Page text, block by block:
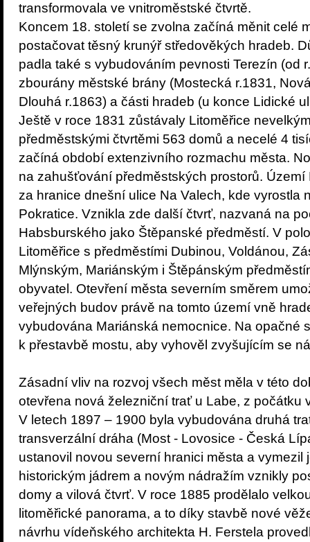
transformovala ve vnitroměstské čtvrtě.
Koncem 18. století se zvolna začíná měnit celé
postačovat těsný krunýř středověkých hradeb.
padla také s vybudováním pevnosti Terezín (od
zbourány městské brány (Mostecká r.1831,
Dlouhá r.1863) a části hradeb (u konce Lidické
Ještě v roce 1831 zůstávaly Litoměřice
předměstskými čtvrtěmi 563 domů a necelé 4
začíná období extenzivního rozmachu města.
na zahušťování předměstských prostorů.
za hranice dnešní ulice Na Valech, kde vyrostla
Pokratice. Vznikla zde další čtvrť, nazvaná na
Habsburského jako Štěpanské předměstí. V
Litoměřice s předměstími Dubinou, Voldánou,
Mlýnským, Mariánským i Štěpánským
obyvatel. Otevření města severním směrem
veřejných budov právě na tomto území vně
vybudována Mariánská nemocnice. Na opačné
k přestavbě mostu, aby vyhověl zvyšujícím se
Zásadní vliv na rozvoj všech měst měla v této
otevřena nová železniční trať u Labe, z počátku
V letech 1897 – 1900 byla vybudována druhá
transverzální dráha (Most - Lovosice - Česká
ustanovil novou severní hranici města a vymezil
historickým jádrem a novým nádražím vznikly
domy a vilová čtvrť. V roce 1885 prodělalo
litoměřické panorama, a to díky stavbě nové
návrhu vídeňského architekta H. Ferstela